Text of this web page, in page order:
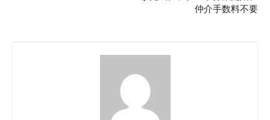
仲介⼿数料不要